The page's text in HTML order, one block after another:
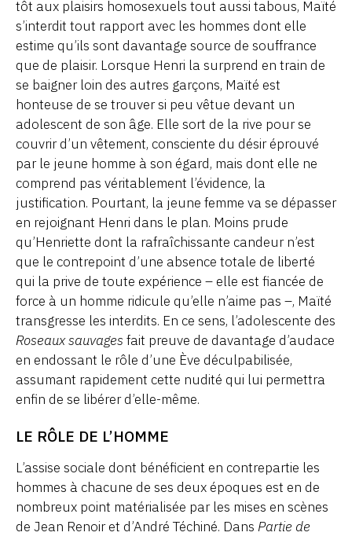
tôt aux plaisirs homosexuels tout aussi tabous, Maïté
s’interdit tout rapport avec les hommes dont elle
estime qu’ils sont davantage source de souffrance
que de plaisir. Lorsque Henri la surprend en train de
se baigner loin des autres garçons, Maïté est
honteuse de se trouver si peu vêtue devant un
adolescent de son âge. Elle sort de la rive pour se
couvrir d’un vêtement, consciente du désir éprouvé
par le jeune homme à son égard, mais dont elle ne
comprend pas véritablement l’évidence, la
justification. Pourtant, la jeune femme va se dépasser
en rejoignant Henri dans le plan. Moins prude
qu’Henriette dont la rafraîchissante candeur n’est
que le contrepoint d’une absence totale de liberté
qui la prive de toute expérience – elle est fiancée de
force à un homme ridicule qu’elle n’aime pas –, Maïté
transgresse les interdits. En ce sens, l’adolescente des
Roseaux sauvages fait preuve de davantage d’audace
en endossant le rôle d’une Ève déculpabilisée,
assumant rapidement cette nudité qui lui permettra
enfin de se libérer d’elle-même.
LE RÔLE DE L’HOMME
L’assise sociale dont bénéficient en contrepartie les
hommes à chacune de ses deux époques est en de
nombreux point matérialisée par les mises en scènes
de Jean Renoir et d’André Téchiné. Dans Partie de